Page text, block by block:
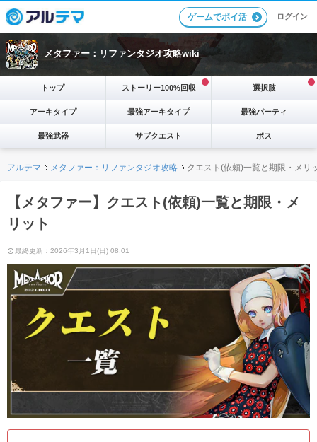
ゲームでポイ活 ログイン
メタファー：リファンタジオ攻略wiki
トップ ストーリー100%回収 選択肢
アーキタイプ 最強アーキタイプ 最強パーティ
最強武器 サブクエスト ボス
アルテマ メタファー：リファンタジオ攻略 クエスト(依頼)一覧と期限・メリ
【メタファー】クエスト(依頼)一覧と期限・メ
リット
最終更新：2026年3月1日(日) 08:01